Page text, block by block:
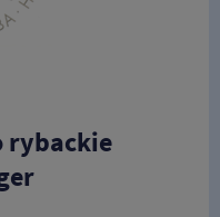
rybackie